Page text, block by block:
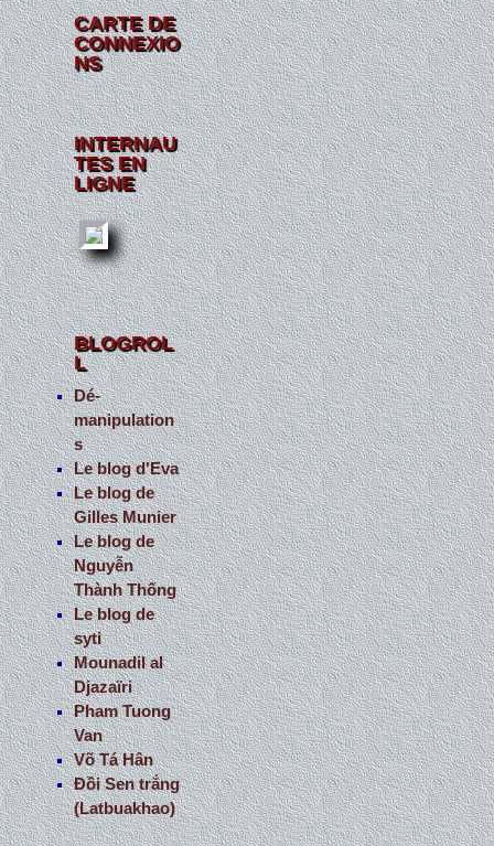
CARTE DE
CONNEXIO
NS
INTERNAU
TES EN
LIGNE
BLOGROL
L
Dé-
manipulation
s
Le blog d'Eva
Le blog de
Gilles Munier
Le blog de
Nguyễn
Thành Thống
Le blog de
syti
Mounadil al
Djazaïri
Pham Tuong
Van
Võ Tá Hân
Đồi Sen trắng
(Latbuakhao)